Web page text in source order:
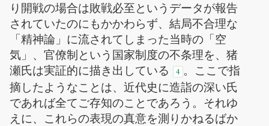
り開戦の場合は敗戦必至というデータが報告
されていたのにもかかわらず、結局不合理な
「精神論」に流されてしまった当時の「空
気」、官僚制という国家制度の不条理を、猪
瀬氏は実証的に描き出している
4 。ここで指
摘したようなことは、近代史に造詣の深い氏
であれば全てご存知のことであろう。それゆ
えに、これらの表現の真意を測りかねるばか